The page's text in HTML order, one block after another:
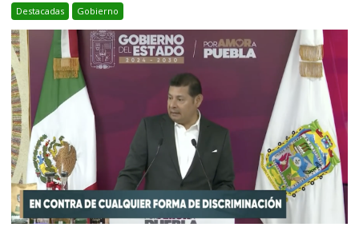
Destacadas Gobierno